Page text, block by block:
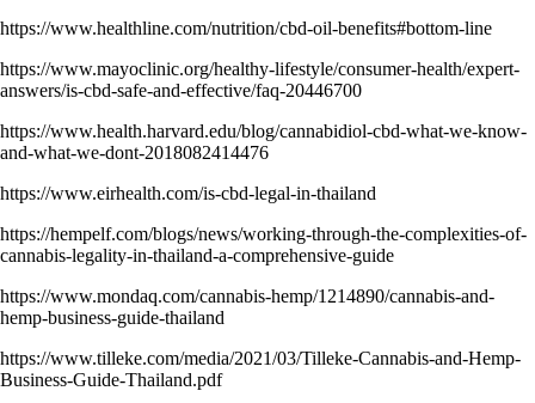
https://www.healthline.com/nutrition/cbd-oil-benefits#bottom-line
https://www.mayoclinic.org/healthy-lifestyle/consumer-health/expert-
answers/is-cbd-safe-and-effective/faq-20446700
https://www.health.harvard.edu/blog/cannabidiol-cbd-what-we-know-
and-what-we-dont-2018082414476
https://www.eirhealth.com/is-cbd-legal-in-thailand
https://hempelf.com/blogs/news/working-through-the-complexities-of-
cannabis-legality-in-thailand-a-comprehensive-guide
https://www.mondaq.com/cannabis-hemp/1214890/cannabis-and-
hemp-business-guide-thailand
https://www.tilleke.com/media/2021/03/Tilleke-Cannabis-and-Hemp-
Business-Guide-Thailand.pdf